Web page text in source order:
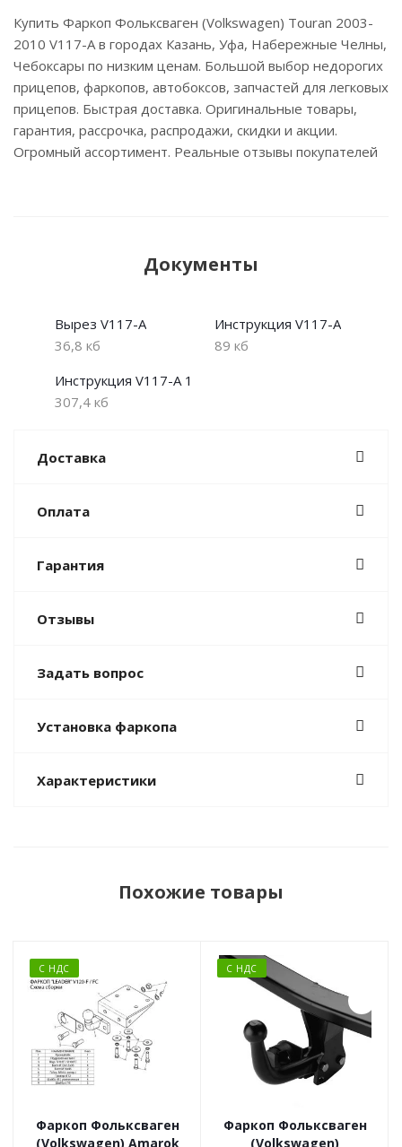
Купить Фаркоп Фольксваген (Volkswagen) Touran 2003-
2010 V117-A в городах Казань, Уфа, Набережные Челны,
Чебоксары по низким ценам. Большой выбор недорогих
прицепов, фаркопов, автобоксов, запчастей для легковых
прицепов. Быстрая доставка. Оригинальные товары,
гарантия, рассрочка, распродажи, скидки и акции.
Огромный ассортимент. Реальные отзывы покупателей
Документы
Вырез V117-A
36,8 кб
Инструкция V117-A
89 кб
Инструкция V117-A 1
307,4 кб
Доставка
Оплата
Гарантия
Отзывы
Задать вопрос
Установка фаркопа
Характеристики
Похожие товары
С НДС
Фаркоп Фольксваген
(Volkswagen) Amarok
С НДС
Фаркоп Фольксваген
(Volkswagen)